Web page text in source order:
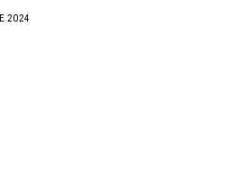
2024